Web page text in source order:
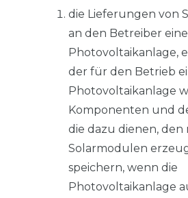
die Lieferungen von
an den Betreiber
Photovoltaikanlage,
der für den Betrieb
Photovoltaikanlage
Komponenten und
die dazu dienen, den
Solarmodulen
speichern, wenn die
Photovoltaikanlage